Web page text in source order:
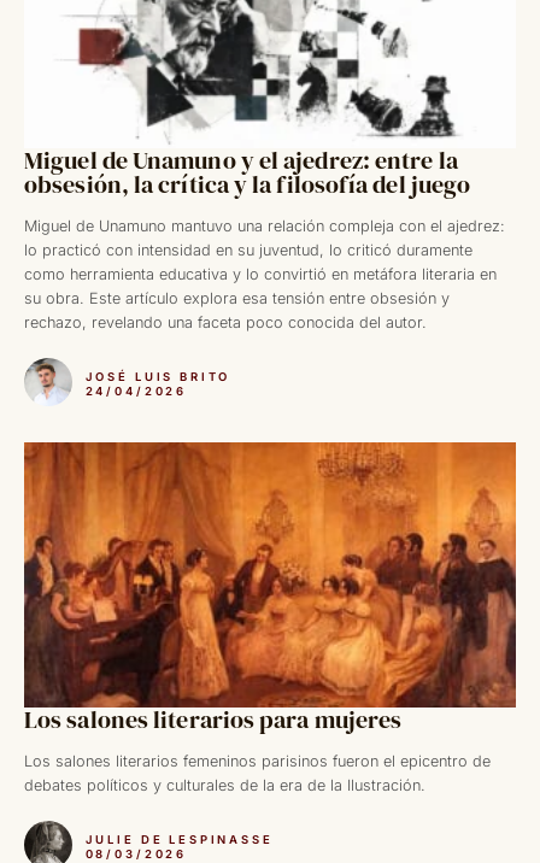
Miguel de Unamuno y el ajedrez: entre la
obsesión, la crítica y la filosofía del juego
Miguel de Unamuno mantuvo una relación compleja con el ajedrez:
lo practicó con intensidad en su juventud, lo criticó duramente
como herramienta educativa y lo convirtió en metáfora literaria en
su obra. Este artículo explora esa tensión entre obsesión y
rechazo, revelando una faceta poco conocida del autor.
JOSÉ LUIS BRITO
24/04/2026
Los salones literarios para mujeres
Los salones literarios femeninos parisinos fueron el epicentro de
debates políticos y culturales de la era de la Ilustración.
JULIE DE LESPINASSE
08/03/2026